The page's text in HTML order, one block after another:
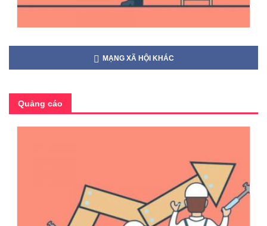
MẠNG XÃ HỘI KHÁC
Quảng cáo